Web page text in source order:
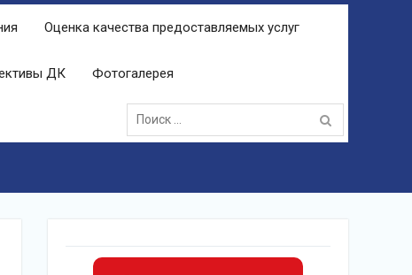
Оценка качества предоставляемых услуг
ДК Фотогалерея
Поиск: